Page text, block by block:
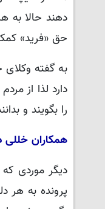
دهند حالا به
حق «فرید»
به گفته
دارد لذا از
را بگویند و
همکاران خللی
دیگر موردی
پرونده به هر